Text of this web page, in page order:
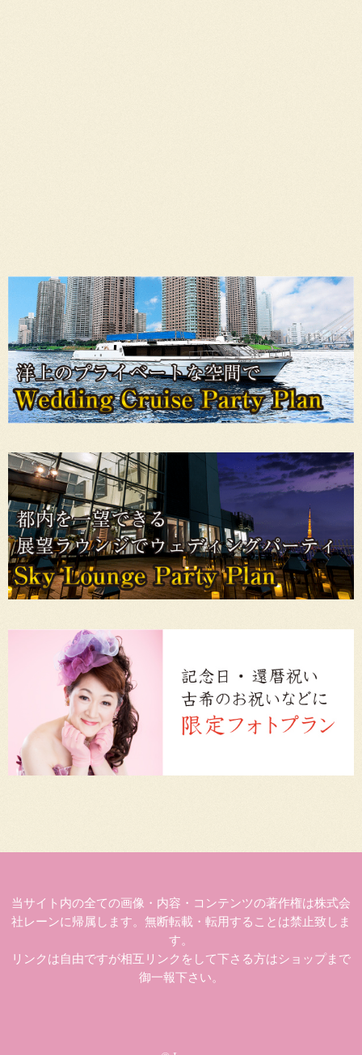
当サイト内の全ての画像・内容・コンテンツの著作権は株式会
社レーンに帰属します。無断転載・転用することは禁止致しま
す。
リンクは自由ですが相互リンクをして下さる方はショップまで
御一報下さい。